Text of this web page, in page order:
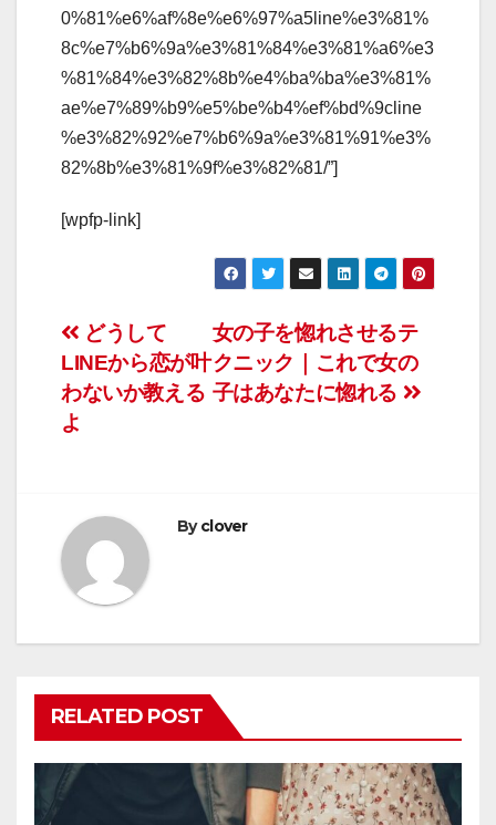
0%81%e6%af%8e%e6%97%a5line%e3%81%
8c%e7%b6%9a%e3%81%84%e3%81%a6%e3
%81%84%e3%82%8b%e4%ba%ba%e3%81%
ae%e7%89%b9%e5%be%b4%ef%bd%9cline
%e3%82%92%e7%b6%9a%e3%81%91%e3%
82%8b%e3%81%9f%e3%82%81/”]
[wpfp-link]
投
稿
ナ
ゲ
ー
シ
ン
女の子を惚れさせるテ
クニック｜これで女の
子はあなたに惚れる
どうして
LINEから恋が叶
わないか教える
よ
Byclover
RELATED POST